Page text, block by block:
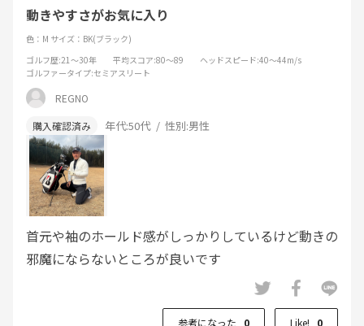
動きやすさがお気に入り
色：M サイズ：BK(ブラック)
ゴルフ歴:21～30年 平均スコア:80～89 ヘッドスピード:40～44m/s
ゴルファータイプ:セミアスリート
REGNO
年代:50代 性別:男性
首元や袖のホールド感がしっかりしているけど動きの
邪魔にならないところが良いです
参考になった 0 Like! 0